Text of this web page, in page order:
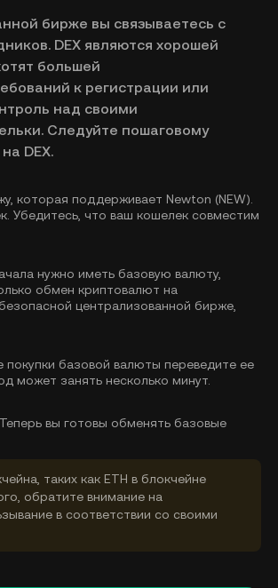
бирже вы связываетесь с
DEX являются хорошей
большей
к регистрации или
над своими
Следуйте пошаговому
DEX.
которая поддерживает Newton (NEW).
Убедитесь, что ваш кошелек совместим
нужно иметь базовую валюту,
обмен криптовалют на
централизованной бирже,
покупки базовой валюты переведите ее
может занять несколько минут.
Теперь вы готовы обменять базовые
таких как ETH в блокчейне
обратите внимание на
в соответствии со своими